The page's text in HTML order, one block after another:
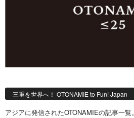
三重を世界へ！ OTONAMIE to Fun! Japan
アジアに発信されたOTONAMIEの記事一覧。